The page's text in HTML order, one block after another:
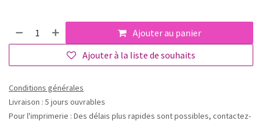
Ajouter au panier
Ajouter à la liste de souhaits
Conditions générales
Livraison : 5 jours ouvrables
Pour l'imprimerie : Des délais plus rapides sont possibles, contactez-